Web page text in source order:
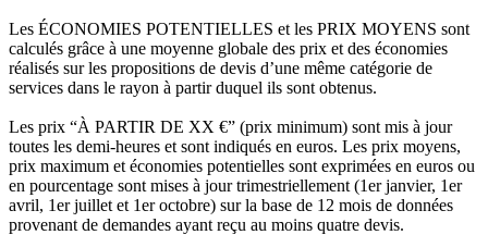
Les ÉCONOMIES POTENTIELLES et les PRIX MOYENS sont
calculés grâce à une moyenne globale des prix et des économies
réalisés sur les propositions de devis d’une même catégorie de
services dans le rayon à partir duquel ils sont obtenus.
Les prix “À PARTIR DE XX €” (prix minimum) sont mis à jour
toutes les demi-heures et sont indiqués en euros. Les prix moyens,
prix maximum et économies potentielles sont exprimées en euros ou
en pourcentage sont mises à jour trimestriellement (1er janvier, 1er
avril, 1er juillet et 1er octobre) sur la base de 12 mois de données
provenant de demandes ayant reçu au moins quatre devis.